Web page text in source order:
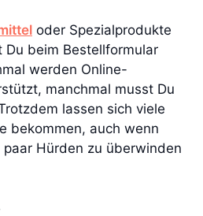
oder Spezialprodukte
beim Bestellformular
werden Online-
manchmal musst Du
lassen sich viele
bekommen, auch wenn
Hürden zu überwinden